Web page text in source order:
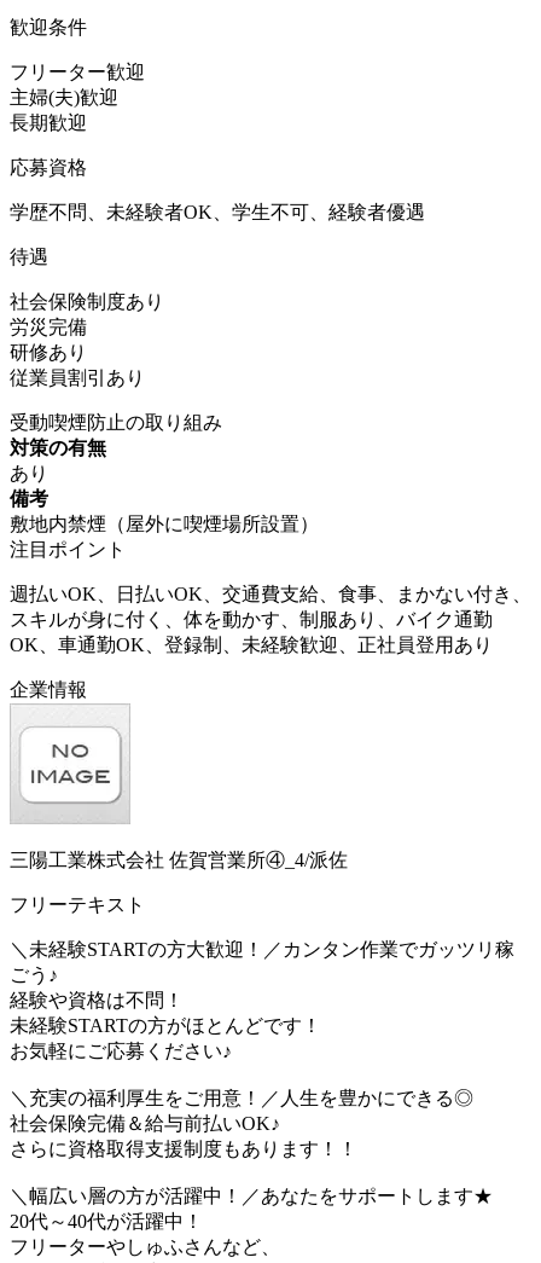
歓迎条件
フリーター歓迎
主婦(夫)歓迎
長期歓迎
応募資格
学歴不問、未経験者OK、学生不可、経験者優遇
待遇
社会保険制度あり
労災完備
研修あり
従業員割引あり
受動喫煙防止の取り組み
対策の有無
あり
備考
敷地内禁煙（屋外に喫煙場所設置）
注目ポイント
週払いOK、日払いOK、交通費支給、食事、まかない付き、
スキルが身に付く、体を動かす、制服あり、バイク通勤
OK、車通勤OK、登録制、未経験歓迎、正社員登用あり
企業情報
三陽工業株式会社 佐賀営業所④_4/派佐
フリーテキスト
＼未経験STARTの方大歓迎！／カンタン作業でガッツリ稼
ごう♪
経験や資格は不問！
未経験STARTの方がほとんどです！
お気軽にご応募ください♪
＼充実の福利厚生をご用意！／人生を豊かにできる◎
社会保険完備＆給与前払いOK♪
さらに資格取得支援制度もあります！！
＼幅広い層の方が活躍中！／あなたをサポートします★
20代～40代が活躍中！
フリーターやしゅふさんなど、